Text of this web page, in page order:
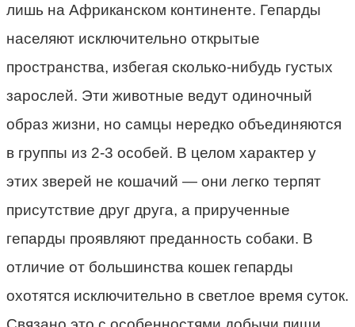
лишь на Африканском континенте. Гепарды
населяют исключительно открытые
пространства, избегая сколько-нибудь густых
зарослей. Эти животные ведут одиночный
образ жизни, но самцы нередко объединяются
в группы из 2-3 особей. В целом характер у
этих зверей не кошачий — они легко терпят
присутствие друг друга, а прирученные
гепарды проявляют преданность собаки. В
отличие от большинства кошек гепарды
охотятся исключительно в светлое время суток.